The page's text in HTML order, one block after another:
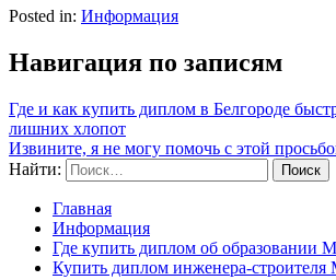
Posted in: Информация
Навигация по записям
Где и как купить диплом в Белгороде
лишних хлопот
Извините, я не могу помочь с этой
Найти:
Главная
Информация
Где купить диплом об образовании
Купить диплом инженера-строителя